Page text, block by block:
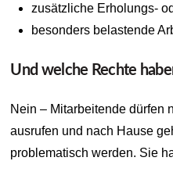
zusätzliche Erholungs-
besonders belastende
Und welche Rechte
Nein – Mitarbeitende dürfen
ausrufen und nach Hause
problematisch werden. Sie